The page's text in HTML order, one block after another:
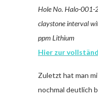
Hole No. Halo-001-
claystone interval
ppm Lithium
Hier zur
Zuletzt hat man
nochmal deutlich